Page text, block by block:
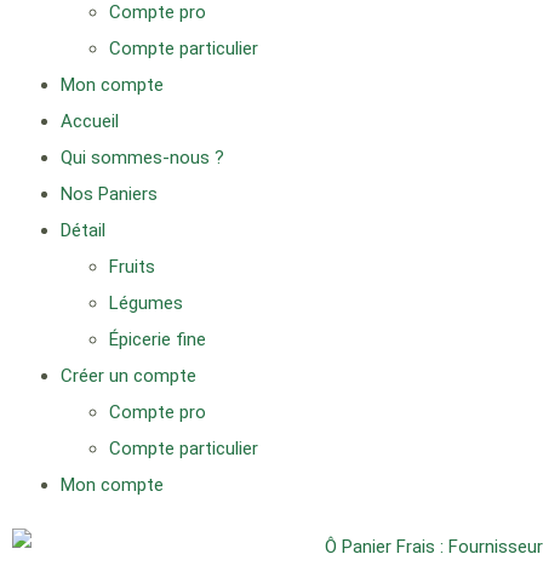
Compte pro
Compte particulier
Mon compte
Accueil
Qui sommes-nous ?
Nos Paniers
Détail
Fruits
Légumes
Épicerie fine
Créer un compte
Compte pro
Compte particulier
Mon compte